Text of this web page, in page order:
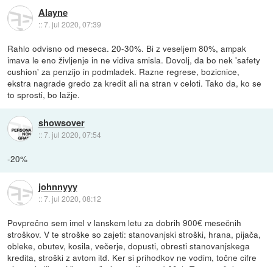
Alayne
::7. jul 2020, 07:39
Rahlo odvisno od meseca. 20-30%. Bi z veseljem 80%, ampak
imava le eno življenje in ne vidiva smisla. Dovolj, da bo nek 'safety
cushion' za penzijo in podmladek. Razne regrese, bozicnice,
ekstra nagrade gredo za kredit ali na stran v celoti. Tako da, ko se
to sprosti, bo lažje.
showsover
::7. jul 2020, 07:54
-20%
johnnyyy
::7. jul 2020, 08:12
Povprečno sem imel v lanskem letu za dobrih 900€ mesečnih
stroškov. V te stroške so zajeti: stanovanjski stroški, hrana, pijača,
obleke, obutev, kosila, večerje, dopusti, obresti stanovanjskega
kredita, stroški z avtom itd. Ker si prihodkov ne vodim, točne cifre